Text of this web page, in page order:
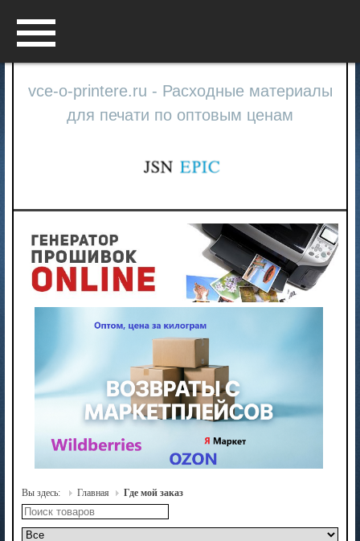
vce-o-printere.ru - Расходные материалы
для печати по оптовым ценам
Вы здесь: Главная Где мой заказ